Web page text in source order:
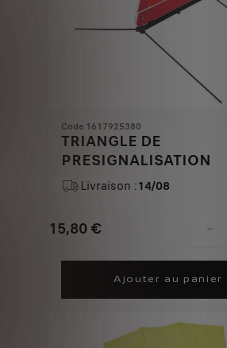
Code 1617925380
TRIANGLE DE
PRESIGNALISATION
Livraison :14/08
15,80 €
Price
-
Quantity
Ajouter au panier